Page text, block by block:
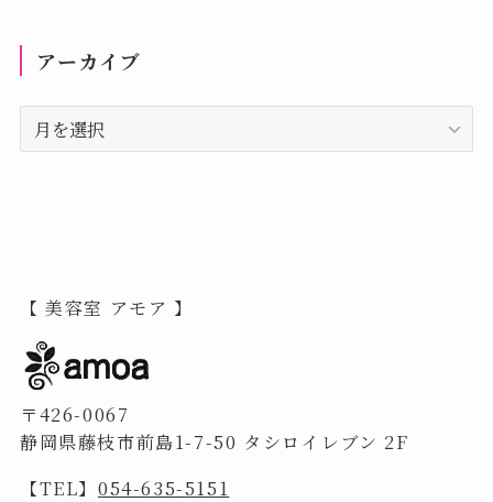
アーカイブ
ア
ー
【 美容室 アモア 】
〒426-0067
静岡県藤枝市前島1-7-50 タシロイレブン 2F
【TEL】 054-635-5151